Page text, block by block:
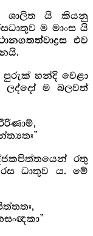
ශාලිත යි කියනු
ම මාංස යි
එව
හන්දි වෙළා
ම බලවත්
රතු
ධාතුව ය. මේ